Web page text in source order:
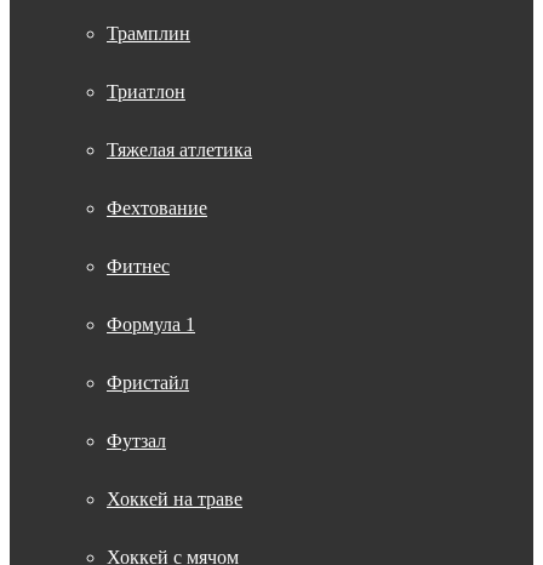
Трамплин
Триатлон
Тяжелая атлетика
Фехтование
Фитнес
Формула 1
Фристайл
Футзал
Хоккей на траве
Хоккей с мячом